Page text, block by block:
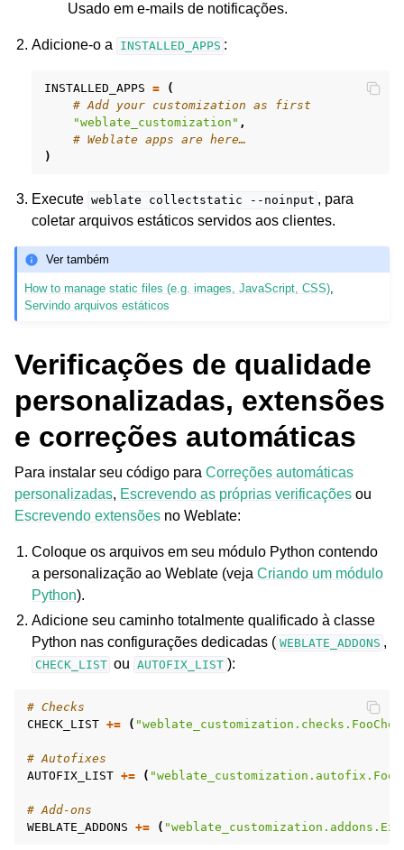
Usado em e-mails de notificações.
Adicione-o a INSTALLED_APPS :
INSTALLED_APPS =
(
# Add your customization as first
"weblate_customization" ,
# Weblate apps are here…
)
Execute weblate collectstatic --noinput , para
coletar arquivos estáticos servidos aos clientes.
Ver também
How to manage static files (e.g. images, JavaScript, CSS),
Servindo arquivos estáticos
Verificações de qualidade
personalizadas, extensões
e correções automáticas
Para instalar seu código para Correções automáticas
personalizadas, Escrevendo as próprias verificações ou
Escrevendo extensões no Weblate:
Coloque os arquivos em seu módulo Python contendo
a personalização ao Weblate (vejaCriando um módulo
Python).
Adicione seu caminho totalmente qualificado à classe
Python nas configurações dedicadas ( WEBLATE_ADDONS ,
CHECK_LIST ou AUTOFIX_LIST ):
# Checks
CHECK_LIST += (
# Autofixes
AUTOFIX_LIST += (
# Add-ons
WEBLATE_ADDONS += (